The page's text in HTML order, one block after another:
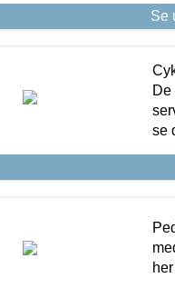
Se
se